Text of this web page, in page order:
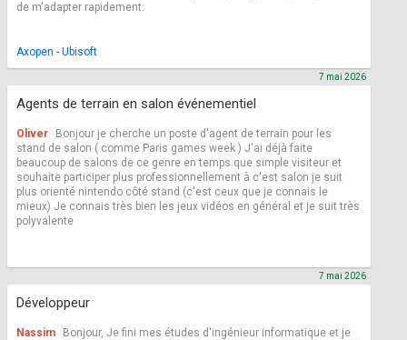
de m'adapter rapidement.
Axopen - Ubisoft
Agents de terrain en salon événementiel
7 mai 2026
Oliver
Bonjour je cherche un poste d'agent de terrain pour les
stand de salon ( comme Paris games week ) J'ai déjà faite
beaucoup de salons de ce genre en temps que simple visiteur et
souhaite participer plus professionnellement à c'est salon je suit
plus orienté nintendo côté stand (c'est ceux que je connais le
mieux) Je connais très bien les jeux vidéos en général et je suit très
polyvalente
Développeur
7 mai 2026
Nassim
Bonjour, Je fini mes études d'ingénieur informatique et je